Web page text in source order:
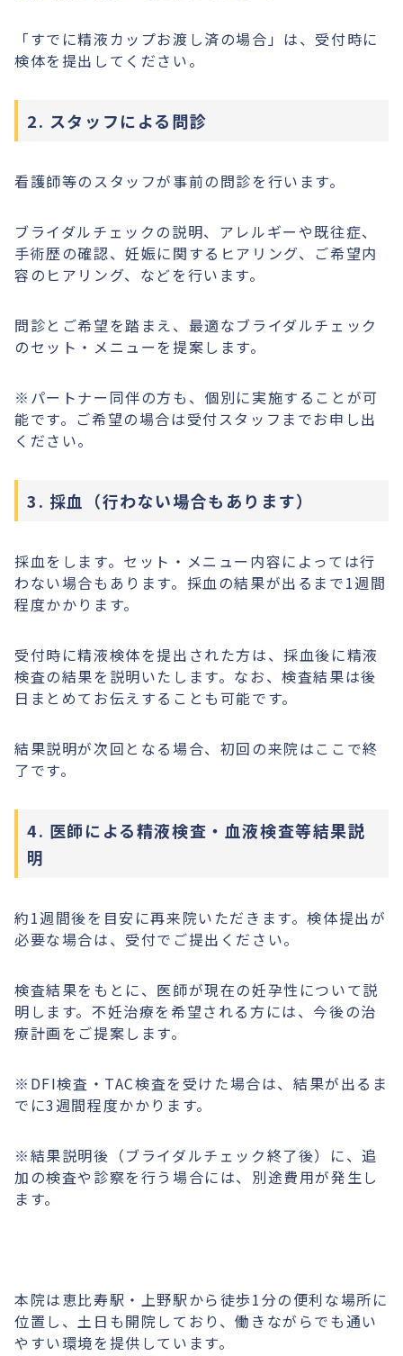
「すでに精液カップお渡し済の場合」は、受付時に
検体を提出してください。
2. スタッフによる問診
看護師等のスタッフが事前の問診を行います。
ブライダルチェックの説明、アレルギーや既往症、
手術歴の確認、妊娠に関するヒアリング、ご希望内
容のヒアリング、などを行います。
問診とご希望を踏まえ、最適なブライダルチェック
のセット・メニューを提案します。
※パートナー同伴の方も、個別に実施することが可
能です。ご希望の場合は受付スタッフまでお申し出
ください。
3. 採血（行わない場合もあります）
採血をします。セット・メニュー内容によっては行
わない場合もあります。採血の結果が出るまで1週間
程度かかります。
受付時に精液検体を提出された方は、採血後に精液
検査の結果を説明いたします。なお、検査結果は後
日まとめてお伝えすることも可能です。
結果説明が次回となる場合、初回の来院はここで終
了です。
4. 医師による精液検査・血液検査等結果説
明
約1週間後を目安に再来院いただきます。検体提出が
必要な場合は、受付でご提出ください。
検査結果をもとに、医師が現在の妊孕性について説
明します。不妊治療を希望される方には、今後の治
療計画をご提案します。
※DFI検査・TAC検査を受けた場合は、結果が出るま
でに3週間程度かかります。
※結果説明後（ブライダルチェック終了後）に、追
加の検査や診察を行う場合には、別途費用が発生し
ます。
本院は恵比寿駅・上野駅から徒歩1分の便利な場所に
位置し、土日も開院しており、働きながらでも通い
やすい環境を提供しています。